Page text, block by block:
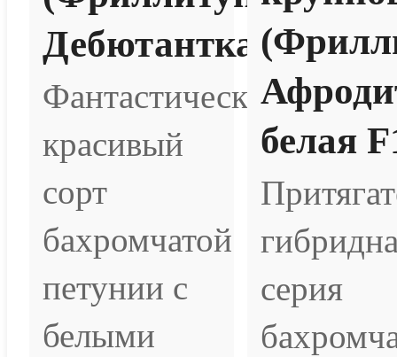
Дебютантка
Фантастически
красивый
сорт
бахромчатой
петунии с
белыми
белая
серия